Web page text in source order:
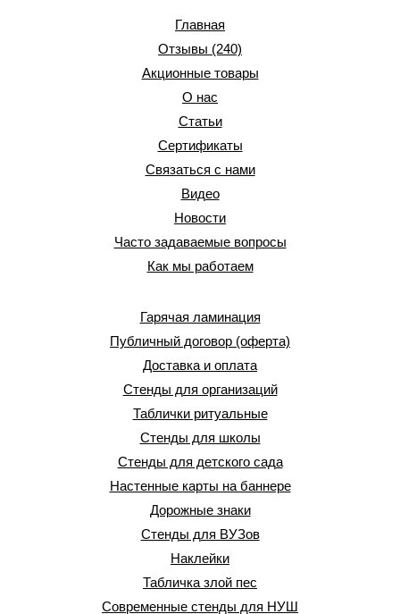
Главная
Отзывы (240)
Акционные товары
О нас
Статьи
Сертификаты
Связаться с нами
Видео
Новости
Часто задаваемые вопросы
Как мы работаем
Гарячая ламинация
Публичный договор (оферта)
Доставка и оплата
Стенды для организаций
Таблички ритуальные
Стенды для школы
Стенды для детского сада
Настенные карты на баннере
Дорожные знаки
Стенды для ВУЗов
Наклейки
Табличка злой пес
Современные стенды для НУШ